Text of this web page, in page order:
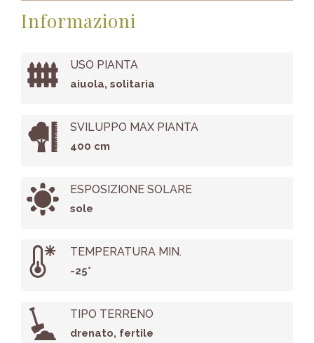
Informazioni
USO PIANTA
aiuola, solitaria
SVILUPPO MAX PIANTA
400 cm
ESPOSIZIONE SOLARE
sole
TEMPERATURA MIN.
-25°
TIPO TERRENO
drenato, fertile